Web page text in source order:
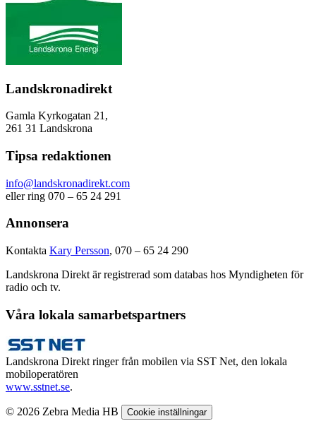
Landskronadirekt
Gamla Kyrkogatan 21,
261 31 Landskrona
Tipsa redaktionen
info@landskronadirekt.com
eller ring 070 – 65 24 291
Annonsera
Kontakta Kary Persson, 070 – 65 24 290
Landskrona Direkt är registrerad som databas hos Myndigheten för
radio och tv.
Våra lokala samarbetspartners
Landskrona Direkt ringer från mobilen via SST Net, den lokala
mobiloperatören
www.sstnet.se.
© 2026 Zebra Media HB Cookie inställningar